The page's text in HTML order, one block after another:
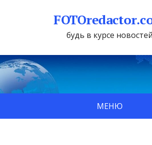
будь в курсе новостей
МЕНЮ